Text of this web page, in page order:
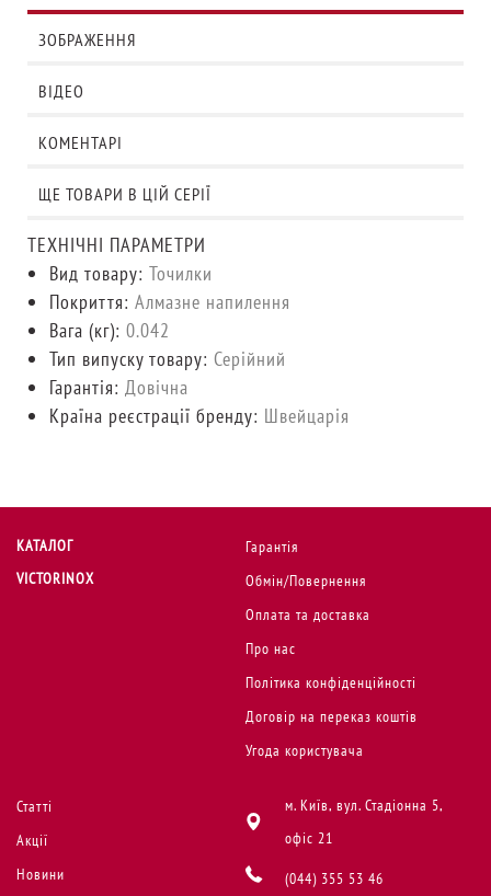
ЗОБРАЖЕННЯ
ВІДЕО
КОМЕНТАРІ
ЩЕ ТОВАРИ В ЦІЙ СЕРІЇ
ТЕХНІЧНІ ПАРАМЕТРИ
Вид товару: Точилки
Покриття: Алмазне напилення
Вага (кг): 0.042
Тип випуску товару: Серійний
Гарантія: Довічна
Країна реєстрації бренду: Швейцарія
КАТАЛОГ
VICTORINOX
Гарантія
Обмін/Повернення
Оплата та доставка
Про нас
Політика конфіденційності
Договір на переказ коштів
Угода користувача
Статті
Акції
Новини
м. Київ, вул. Стадіонна 5,
офіс 21
(044) 355 53 46